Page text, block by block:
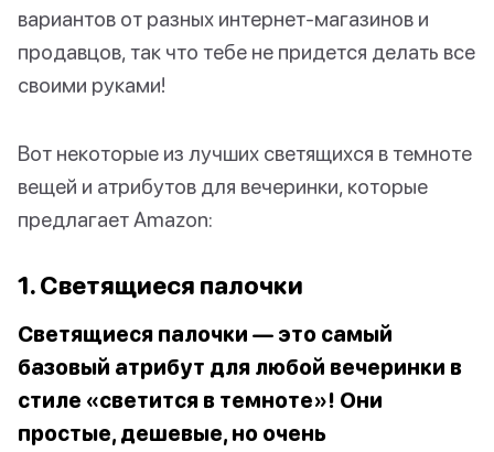
вариантов от разных интернет-магазинов и
продавцов, так что тебе не придется делать все
своими руками!
Вот некоторые из лучших светящихся в темноте
вещей и атрибутов для вечеринки, которые
предлагает Amazon:
1. Светящиеся палочки
Светящиеся палочки — это самый
базовый атрибут для любой вечеринки в
стиле «светится в темноте»! Они
простые, дешевые, но очень